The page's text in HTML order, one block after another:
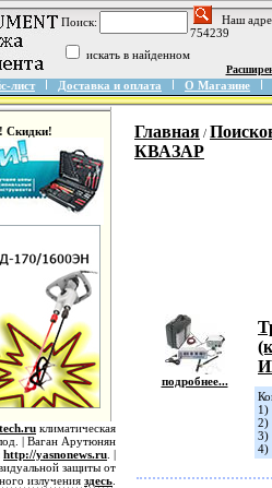
Поиск:
Наш
754239
искать в найденном
лист Доставка и оплата О Магазине
Скидки!
климатическая
| Ваган Арутюнян
http://yasnonews.ru . |
защиты от
излучения здесь
Главная /
КВАЗАР
подробнее...
1)
2)
3)
4)